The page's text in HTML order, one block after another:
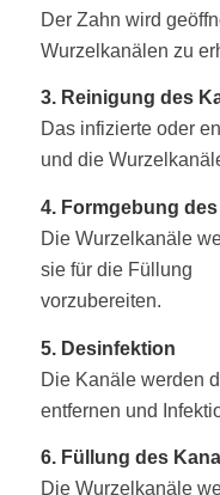
Der Zahn wird
Wurzelkanälen zu
3. Reinigung des
Das infizierte oder
und die
4. Formgebung
Die Wurzelkanäle
sie für die Füllung
vorzubereiten.
5. Desinfektion
Die Kanäle werden
entfernen und
6. Füllung des
Die Wurzelkanäle